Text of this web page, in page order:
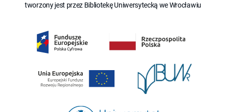
tworzony jest przez Bibliotekę Uniwersytecką we Wrocławiu